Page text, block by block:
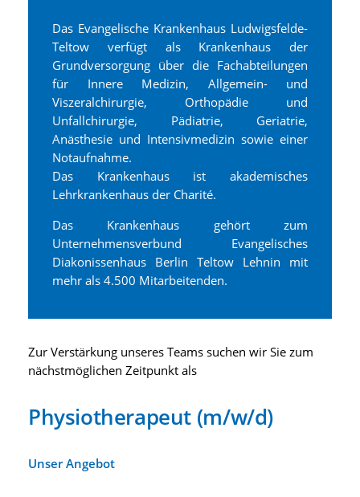
Das Evangelische Krankenhaus Ludwigsfelde-
Teltow verfügt als Krankenhaus der
Grundversorgung über die Fachabteilungen
für Innere Medizin, Allgemein- und
Viszeralchirurgie, Orthopädie und
Unfallchirurgie, Pädiatrie, Geriatrie,
Anästhesie und Intensivmedizin sowie einer
Notaufnahme.
Das Krankenhaus ist akademisches
Lehrkrankenhaus der Charité.
Das Krankenhaus gehört zum
Unternehmensverbund Evangelisches
Diakonissenhaus Berlin Teltow Lehnin mit
mehr als 4.500 Mitarbeitenden.
Zur Verstärkung unseres Teams suchen wir Sie zum
nächstmöglichen Zeitpunkt als
Physiotherapeut (m/w/d)
Unser Angebot